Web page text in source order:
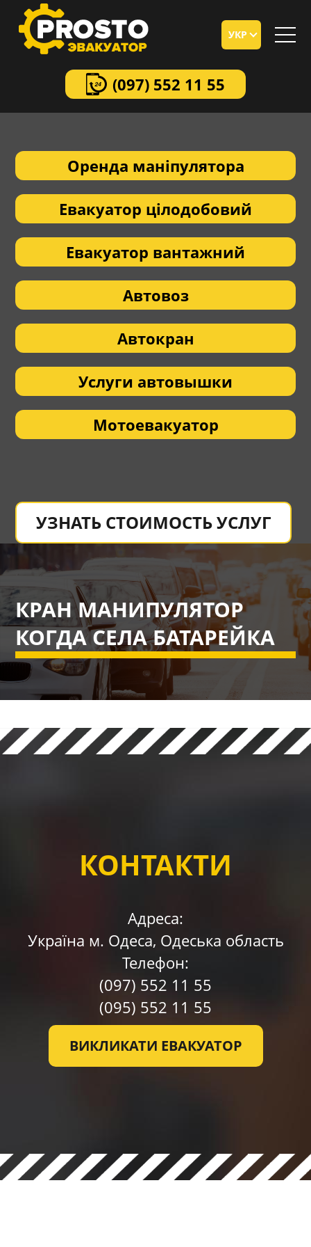
УКР
(097) 552 11 55
Оренда маніпулятора
Евакуатор цілодобовий
Евакуатор вантажний
Автовоз
Автокран
Услуги автовышки
Мотоевакуатор
УЗНАТЬ СТОИМОСТЬ УСЛУГ
КРАН МАНИПУЛЯТОР
КОГДА СЕЛА БАТАРЕЙКА
КОНТАКТИ
Адреса:
Україна м. Одесa, Одеська область
Телефон:
(097) 552 11 55
(095) 552 11 55
ВИКЛИКАТИ ЕВАКУАТОР